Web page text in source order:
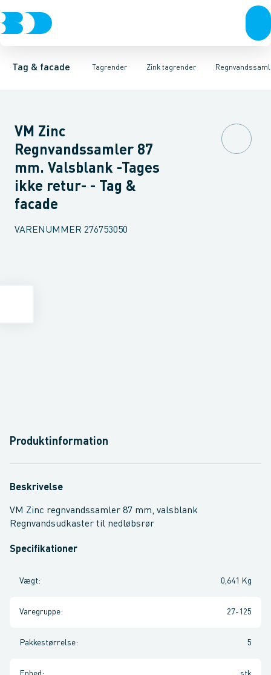
Tag & facade Tagrender
TagrenderPlader, coils & skifer Taginddækninger & taghætter
Zink tagrender
Zink tagrender Plast tagrender Stål tagrender Kobber
TagrenderNedløbsrørBøjninger 40gr.Bøjninger 60gr.
VM Zinc
Regnvandssamler 87
mm. Valsblank -Tages
ikke retur- - Tag &
facade
VARENUMMER 276753050
Produktinformation
Beskrivelse
VM Zinc regnvandssamler 87 mm, valsblank
Regnvandsudkaster til nedløbsrør
Specifikationer
Vægt: 0,641 Kg
Varegruppe: 27-125
Pakkestørrelse: 5